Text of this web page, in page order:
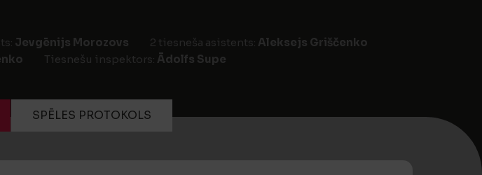
Jevgēnijs Morozovs 2 tiesneša asistents: Aleksejs Griščenko
Tiesnešu inspektors: Ādolfs Supe
SPĒLES PROTOKOLS